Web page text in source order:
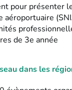
pour présenter
aéroportuaire
de 3e année
dans les